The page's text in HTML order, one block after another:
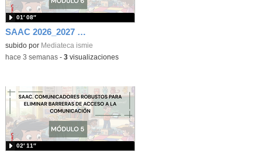
SAAC 2026_2027 Módulo 6
subido por Mediateca ismie
01′ 08″
-hace 3 semanas- 3visualizaciones
02′ 11″